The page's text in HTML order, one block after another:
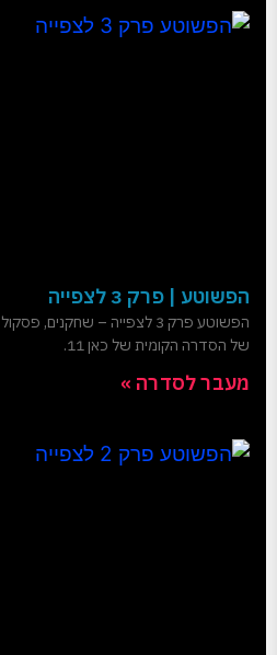
הפשוטע | פרק 3 לצפייה
הפשוטע פרק 3 לצפייה –
של הסדרה הקומית של כאן 11.
מעבר לסדרה »